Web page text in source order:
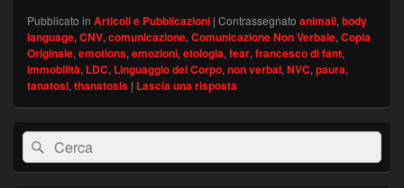
Pubblicato in Articoli e Pubblicazioni | Contrassegnato animali, body
language, CNV, comunicazione, Comunicazione Non Verbale, Copia
Originale, emotions, emozioni, etologia, fear, francesco di fant,
immobilità, LDC, Linguaggio del Corpo, non verbal, NVC, paura,
tanatosi, thanatosis | Lascia una risposta
Area
widget
barra
Cerca:Cerca